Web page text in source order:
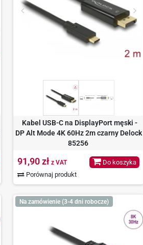
Kabel USB-C na DisplayPort męski -
DP Alt Mode 4K 60Hz 2m czarny Delock
85256
91,90 złz VAT
Porównaj produkt
Do koszyka
Na zamówienie (3-4 dni robocze)